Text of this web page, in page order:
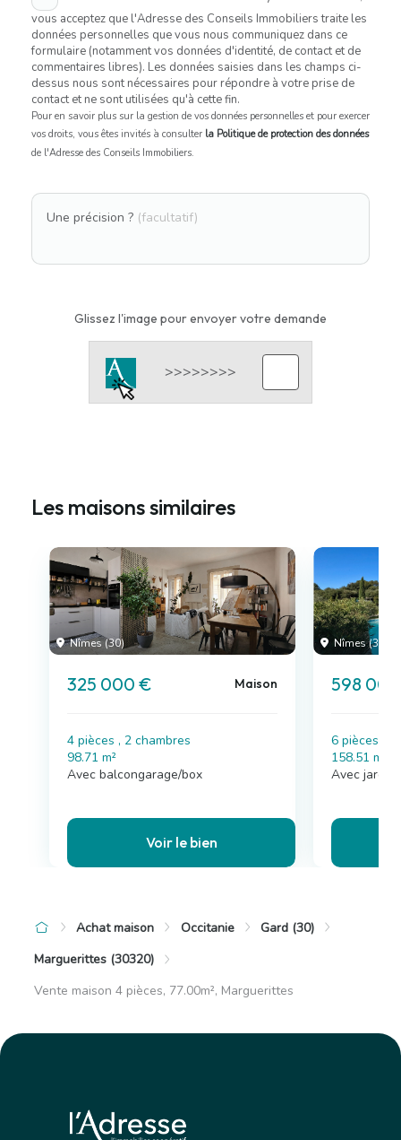
vous acceptez que l'Adresse des Conseils Immobiliers traite les
données personnelles que vous nous communiquez dans ce
formulaire (notamment vos données d'identité, de contact et de
commentaires libres). Les données saisies dans les champs ci-
dessus nous sont nécessaires pour répondre à votre prise de
contact et ne sont utilisées qu'à cette fin.
Pour en savoir plus sur la gestion de vos données personnelles et pour exercer
vos droits, vous êtes invités à consulter la Politique de protection des données
de l'Adresse des Conseils Immobiliers.
Une précision ? (facultatif)
Glissez l'image pour envoyer votre demande
Les maisons similaires
Nîmes (30)
325 000 € Maison
4 pièces , 2 chambres
98.71 m²
Avec balcongarage/box
Voir le bien
Nîmes (30)
598
6 pièces , 4
158.51 m²
Avec
Achat maison Occitanie
Gard (30)
Marguerittes (30320)
Vente maison 4 pièces, 77.00m², Marguerittes